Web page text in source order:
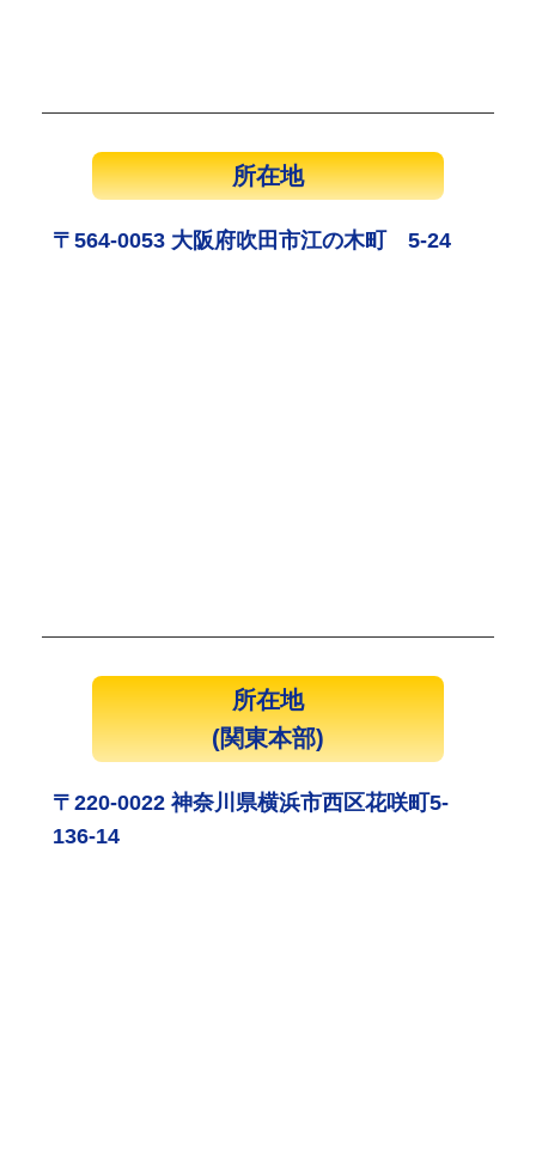
所在地
〒564-0053 大阪府吹田市江の木町 5-24
所在地
(関東本部)
〒220-0022 神奈川県横浜市西区花咲町5-
136-14